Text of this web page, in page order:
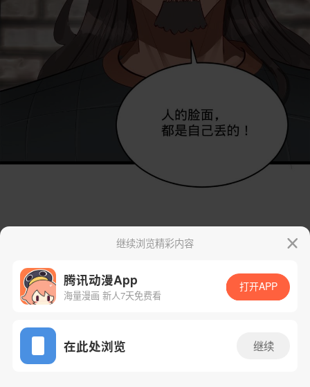
App免费看
继续浏览精彩内容
腾讯动漫App
海量漫画 新人7天免费看
打开APP
在此处浏览 继续